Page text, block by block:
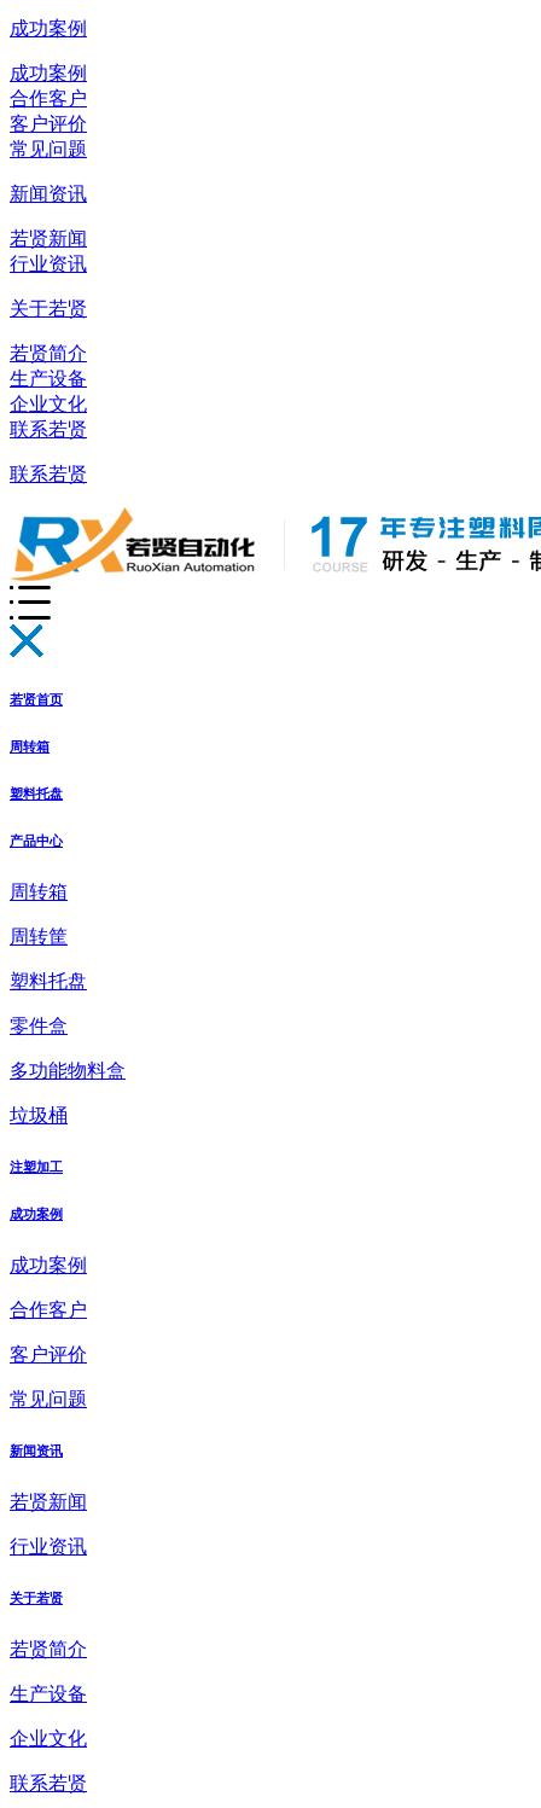
成功案例
成功案例
合作客户
客户评价
常见问题
新闻资讯
若贤新闻
行业资讯
关于若贤
若贤简介
生产设备
企业文化
联系若贤
联系若贤
若贤首页
周转箱
塑料托盘
产品中心
周转箱
周转筐
塑料托盘
零件盒
多功能物料盒
垃圾桶
注塑加工
成功案例
成功案例
合作客户
客户评价
常见问题
新闻资讯
若贤新闻
行业资讯
关于若贤
若贤简介
生产设备
企业文化
联系若贤